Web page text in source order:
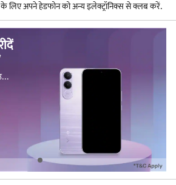
अपने हेडफोन को अन्य इलेक्ट्रॉनिक्स से क्लब करें.